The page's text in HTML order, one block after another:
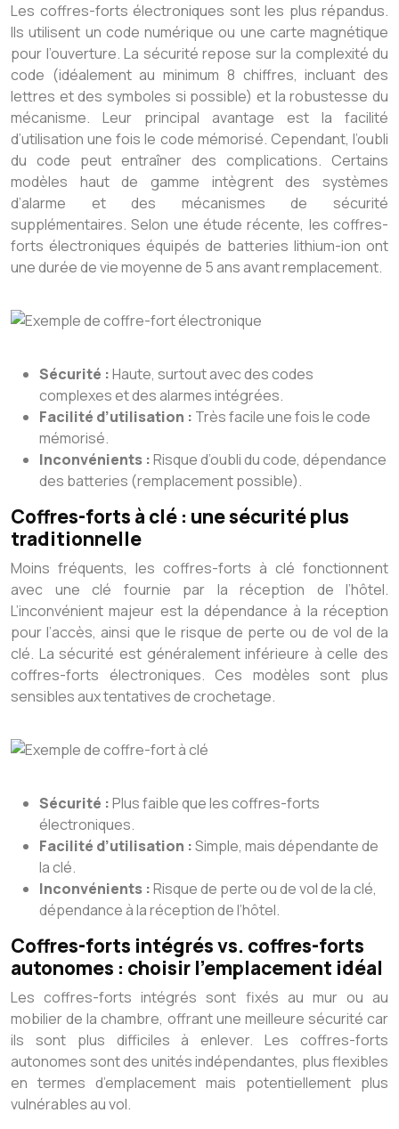
Les coffres-forts électroniques sont les plus répandus.
Ils utilisent un code numérique ou une carte magnétique
pour l’ouverture. La sécurité repose sur la complexité du
code (idéalement au minimum 8 chiffres, incluant des
lettres et des symboles si possible) et la robustesse du
mécanisme. Leur principal avantage est la facilité
d’utilisation une fois le code mémorisé. Cependant, l’oubli
du code peut entraîner des complications. Certains
modèles haut de gamme intègrent des systèmes
d’alarme et des mécanismes de sécurité
supplémentaires. Selon une étude récente, les coffres-
forts électroniques équipés de batteries lithium-ion ont
une durée de vie moyenne de 5 ans avant remplacement.
Sécurité :Haute, surtout avec des codes
complexes et des alarmes intégrées.
Facilité d’utilisation : Très facile une fois le code
mémorisé.
Inconvénients :Risque d’oubli du code, dépendance
des batteries (remplacement possible).
Coffres-forts à clé : une sécurité plus
traditionnelle
Moins fréquents, les coffres-forts à clé fonctionnent
avec une clé fournie par la réception de l’hôtel.
L’inconvénient majeur est la dépendance à la réception
pour l’accès, ainsi que le risque de perte ou de vol de la
clé. La sécurité est généralement inférieure à celle des
coffres-forts électroniques. Ces modèles sont plus
sensibles aux tentatives de crochetage.
Sécurité :Plus faible que les coffres-forts
électroniques.
Facilité d’utilisation :Simple, mais dépendante de
la clé.
Inconvénients :Risque de perte ou de vol de la clé,
dépendance à la réception de l’hôtel.
Coffres-forts intégrés vs. coffres-forts
autonomes : choisir l’emplacement idéal
Les coffres-forts intégrés sont fixés au mur ou au
mobilier de la chambre, offrant une meilleure sécurité car
ils sont plus difficiles à enlever. Les coffres-forts
autonomes sont des unités indépendantes, plus flexibles
en termes d’emplacement mais potentiellement plus
vulnérables au vol.